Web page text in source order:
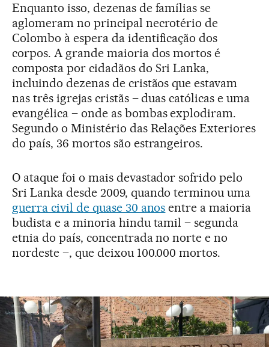
Enquanto isso, dezenas de famílias se
aglomeram no principal necrotério de
Colombo à espera da identificação dos
corpos. A grande maioria dos mortos é
composta por cidadãos do Sri Lanka,
incluindo dezenas de cristãos que estavam
nas três igrejas cristãs – duas católicas e uma
evangélica – onde as bombas explodiram.
Segundo o Ministério das Relações Exteriores
do país, 36 mortos são estrangeiros.
O ataque foi o mais devastador sofrido pelo
Sri Lanka desde 2009, quando terminou uma
guerra civil de quase 30 anos entre a maioria
budista e a minoria hindu tamil – segunda
etnia do país, concentrada no norte e no
nordeste –, que deixou 100.000 mortos.